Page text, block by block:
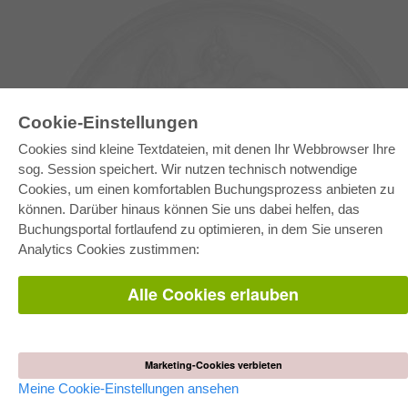
Cookie-Einstellungen
Cookies sind kleine Textdateien, mit denen Ihr Webbrowser Ihre
sog. Session speichert. Wir nutzen technisch notwendige
Cookies, um einen komfortablen Buchungsprozess anbieten zu
können. Darüber hinaus können Sie uns dabei helfen, das
Buchungsportal fortlaufend zu optimieren, in dem Sie unseren
Analytics Cookies zustimmen:
Alle Cookies erlauben
Marketing-Cookies verbieten
Meine Cookie-Einstellungen ansehen
E-COLLECTION
Gesamtpaket
Fachbereichspakete
Pick & Choose
Alle Autoren
AGB